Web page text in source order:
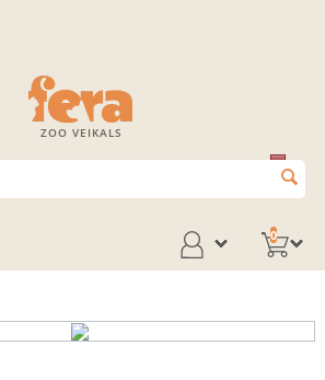
ZOO VEIKALS
0